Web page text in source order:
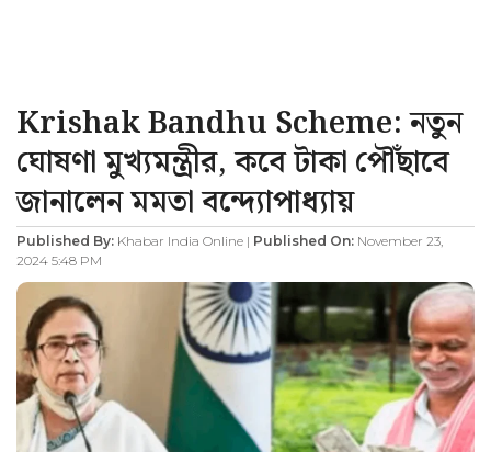
Krishak Bandhu Scheme: নতুন
ঘোষণা মুখ্যমন্ত্রীর, কবে টাকা পৌঁছাবে
জানালেন মমতা বন্দ্যোপাধ্যায়
Published By: Khabar India Online | Published On: November 23,
2024 5:48 PM